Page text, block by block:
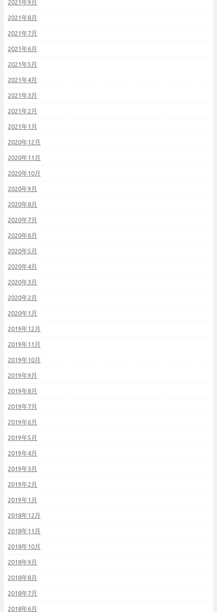
2021年9月
2021年8月
2021年7月
2021年6月
2021年5月
2021年4月
2021年3月
2021年2月
2021年1月
2020年12月
2020年11月
2020年10月
2020年9月
2020年8月
2020年7月
2020年6月
2020年5月
2020年4月
2020年3月
2020年2月
2020年1月
2019年12月
2019年11月
2019年10月
2019年9月
2019年8月
2019年7月
2019年6月
2019年5月
2019年4月
2019年3月
2019年2月
2019年1月
2018年12月
2018年11月
2018年10月
2018年9月
2018年8月
2018年7月
2018年6月